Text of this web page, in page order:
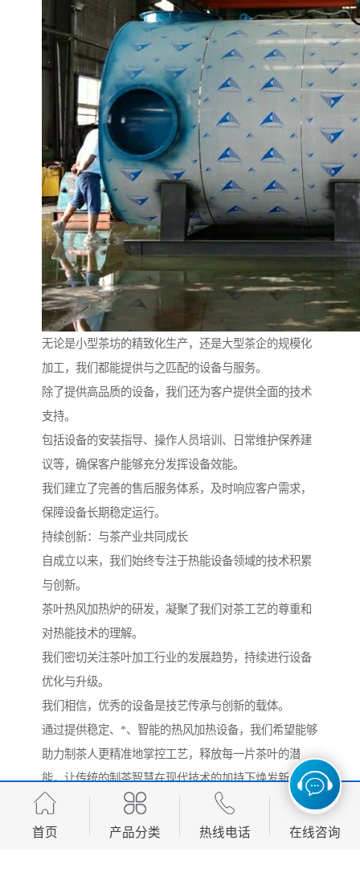
无论是小型茶坊的精致化生产，还是大型茶企的规模化
加工，我们都能提供与之匹配的设备与服务。
除了提供高品质的设备，我们还为客户提供全面的技术
支持。
包括设备的安装指导、操作人员培训、日常维护保养建
议等，确保客户能够充分发挥设备效能。
我们建立了完善的售后服务体系，及时响应客户需求，
保障设备长期稳定运行。
持续创新：与茶产业共同成长
自成立以来，我们始终专注于热能设备领域的技术积累
与创新。
茶叶热风加热炉的研发，凝聚了我们对茶工艺的尊重和
对热能技术的理解。
我们密切关注茶叶加工行业的发展趋势，持续进行设备
优化与升级。
我们相信，优秀的设备是技艺传承与创新的载体。
通过提供稳定、*、智能的热风加热设备，我们希望能够
助力制茶人更精准地掌控工艺，释放每一片茶叶的潜
能，让传统的制茶智慧在现代技术的加持下焕发新的光
彩。
未来，我们将继续秉持精益求精的工匠精神，深入茶叶
首页 产品分类 热线电话 在线咨询